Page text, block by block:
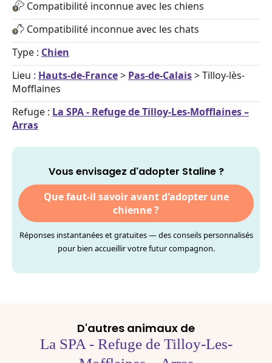
Compatibilité inconnue avec les chiens
Compatibilité inconnue avec les chats
Type : Chien
Lieu : Hauts-de-France> Pas-de-Calais> Tilloy-lès-
Mofflaines
Refuge : La SPA - Refuge de Tilloy-Les-Mofflaines –
Arras
Vous envisagez d'adopter Staline ?
Que faut-il savoir avant d'adopter une
chienne ?
Réponses instantanées et gratuites — des conseils personnalisés
pour bien accueillir votre futur compagnon.
D'autres animaux de
La SPA - Refuge de Tilloy-Les-